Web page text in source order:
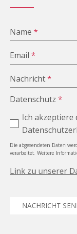
Name*
Email*
Nachricht*
Datenschutz*
Ich akzeptiere
Die abgesendeten Daten
verarbeitet. Weitere
Link zu unserer
NACHRICHT